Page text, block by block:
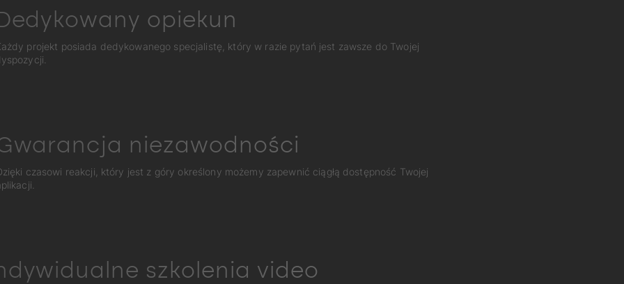
opiekun
projekt posiada dedykowanego specjalistę, który w razie pytań jest zawsze do Twojej
niezawodności
czasowi reakcji, który jest z góry określony możemy zapewnić ciągłą dostępność Twojej
szkolenia video